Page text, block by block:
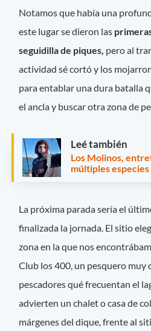
Notamos que había una
este lugar se dieron las
seguidilla de piques, pero al
actividad sé cortó y los
para entablar una dura batalla
el ancla y buscar otra zona de
Leé también
Los Molinos,
múltiples especies
La próxima parada sería el
finalizada la jornada. El sitio
zona en la que nos
Club los 400, un pesquero muy
pescadores qué frecuentan el
advierten un chalet o casa de
márgenes del dique, frente al